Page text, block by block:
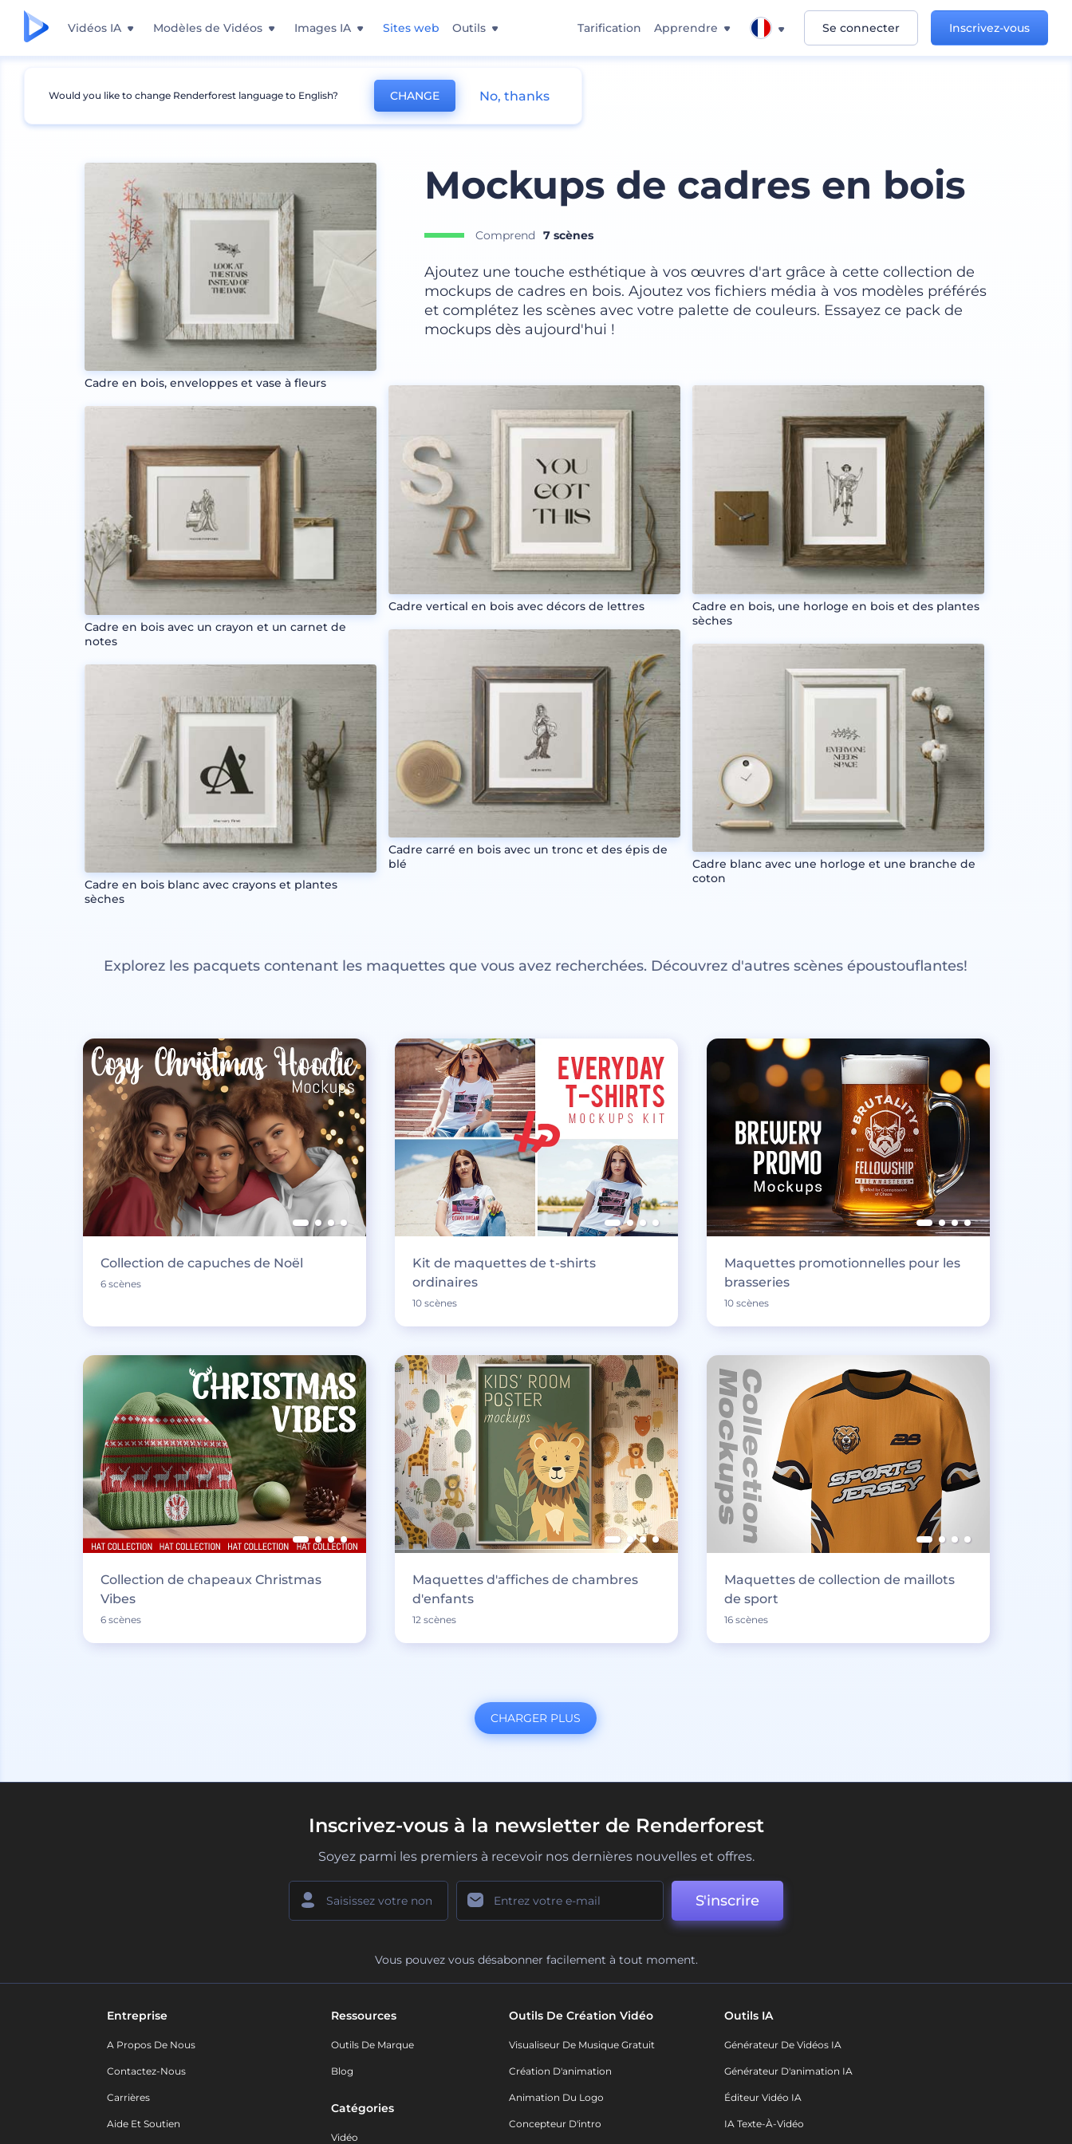
Vidéos IA Modèles de Vidéos Images IA Sites web Outils Tarification Apprendre Se connecter Inscrivez-vous
Mockups Intérieur Mockup de cadre
Cadre en bois, enveloppes et vase à fleurs
Cadre en bois avec un crayon et un carnet de
notes
Cadre en bois blanc avec crayons et plantes
sèches
Mockups de cadres en bois
Comprend 7 scènes
Ajoutez une touche esthétique à vos œuvres d'art grâce à cette collection de
mockups de cadres en bois. Ajoutez vos fichiers média à vos modèles préférés
et complétez les scènes avec votre palette de couleurs. Essayez ce pack de
mockups dès aujourd'hui !
Cadre vertical en bois avec décors de lettres
Cadre carré en bois avec un tronc et des épis de
blé
Cadre en bois, une horloge en bois et des plantes
sèches
Cadre blanc avec une horloge et une branche de
coton
Explorez les pacquets contenant les maquettes que vous avez recherchées. Découvrez d'autres scènes époustouflantes!
Collection de capuches de Noël
6 scènes
Kit de maquettes de t-shirts
ordinaires
10 scènes
Maquettes promotionnelles pour les
brasseries
10 scènes
Collection de chapeaux Christmas
Vibes
6 scènes
Maquettes d'affiches de chambres
d'enfants
12 scènes
Maquettes de collection de maillots
de sport
16 scènes
CHARGER PLUS
Inscrivez-vous à la newsletter de Renderforest
Soyez parmi les premiers à recevoir nos dernières nouvelles et offres.
S'inscrire
Vous pouvez vous désabonner facilement à tout moment.
Entreprise
A Propos De Nous
Contactez-Nous
Carrières
Aide Et Soutien
Ressources
Outils De Marque
Blog
Catégories
Vidéo
Outils De Création Vidéo
Visualiseur De Musique Gratuit
Création D'animation
Animation Du Logo
Concepteur D'intro
Outils IA
Générateur De Vidéos IA
Générateur D'animation IA
Éditeur Vidéo IA
IA Texte-À-Vidéo
Would you like to change Renderforest language to English? CHANGE No, thanks